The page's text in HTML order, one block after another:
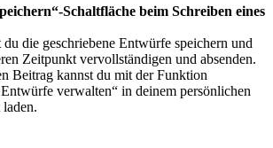
Schaltfläche beim Schreiben eines
die geschriebene Entwürfe speichern und
Zeitpunkt vervollständigen und absenden.
Beitrag kannst du mit der Funktion
Entwürfe verwalten“ in deinem persönlichen